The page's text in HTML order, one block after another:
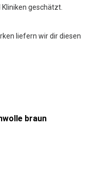
geschätzt.
liefern wir dir diesen
braun